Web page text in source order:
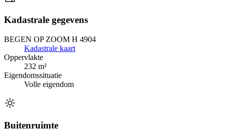
Kadastrale gegevens
BEGEN OP ZOOM H 4904
Kadastrale kaart
Oppervlakte
232 m²
Eigendomssituatie
Volle eigendom
Buitenruimte